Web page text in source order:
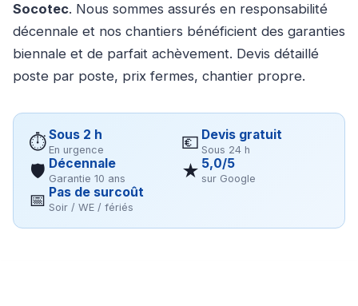
Socotec. Nous sommes assurés en responsabilité
décennale et nos chantiers bénéficient des garanties
biennale et de parfait achèvement. Devis détaillé
poste par poste, prix fermes, chantier propre.
⏱Sous 2 h
En urgence 💶 Devis gratuit
Sous 24 h
🛡 Décennale
Garantie 10 ans ★ 5,0/5
sur Google
📅 Pas de surcoût
Soir / WE / fériés